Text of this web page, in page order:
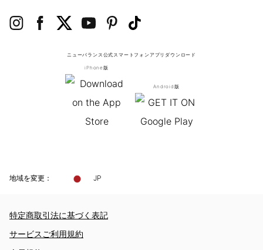
ニューバランス公式スマートフォンアプリ ダウンロード
iPhone版
Android版
地域を変更： JP
特定商取引法に基づく表記
サービスご利用規約